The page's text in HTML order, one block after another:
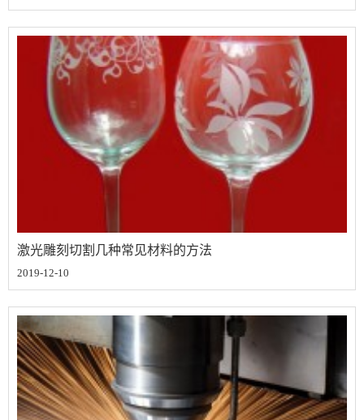
激光雕刻切割几种常见材料的方法
2019-12-10